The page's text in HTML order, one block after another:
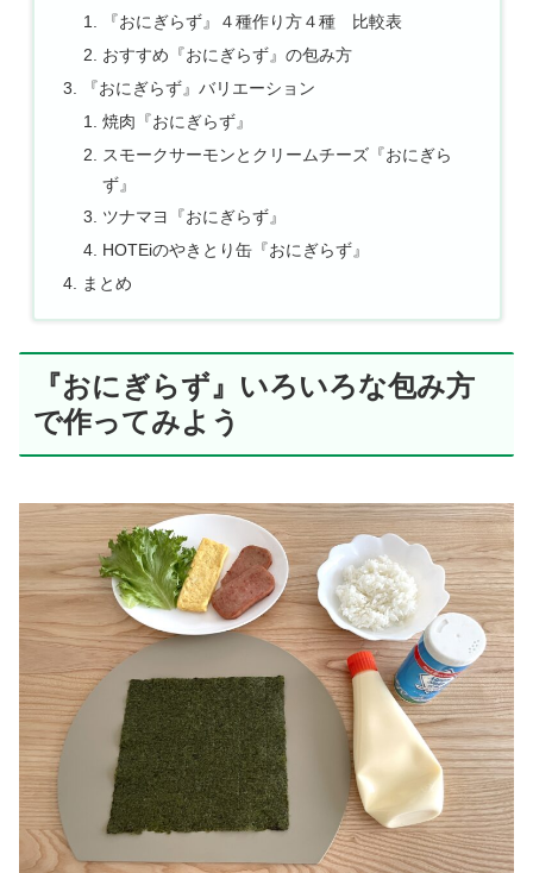
『おにぎらず』４種作り方４種 比較表
おすすめ『おにぎらず』の包み方
『おにぎらず』バリエーション
焼肉『おにぎらず』
スモークサーモンとクリームチーズ『おにぎら
ず』
ツナマヨ『おにぎらず』
HOTEiのやきとり缶『おにぎらず』
まとめ
『おにぎらず』いろいろな包み方
で作ってみよう